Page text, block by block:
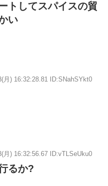
トしてスパイスの貿
い
月) 16:32:28.81 ID:SNahSYkt0
月) 16:32:56.67 ID:vTLSeUku0
るか?